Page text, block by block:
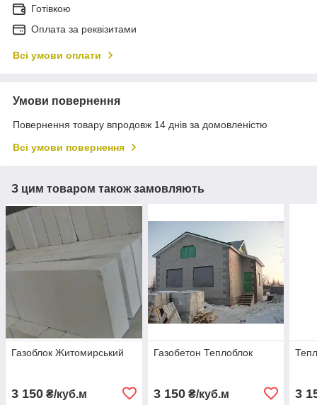
Готівкою
Оплата за реквізитами
Всі умови оплати
Умови повернення
Повернення товару впродовж 14 днів за домовленістю
Всі умови повернення
З цим товаром також замовляють
Газоблок Житомирський
3 150 ₴/куб.м
Газобетон Теплоблок
3 150₴/куб.м 3